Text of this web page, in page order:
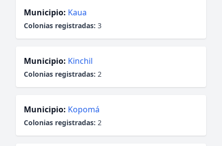
Municipio: Kaua
Colonias registradas: 3
Municipio: Kinchil
Colonias registradas: 2
Municipio: Kopomá
Colonias registradas: 2